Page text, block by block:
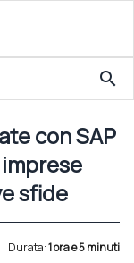
Digitali, sostenibili, integrate con SAP S/4HANA Public Cloud: le imprese italiane di fronte alle nuove sfide
search
con SAP
sfide
Durata:1 ora e 5 minuti